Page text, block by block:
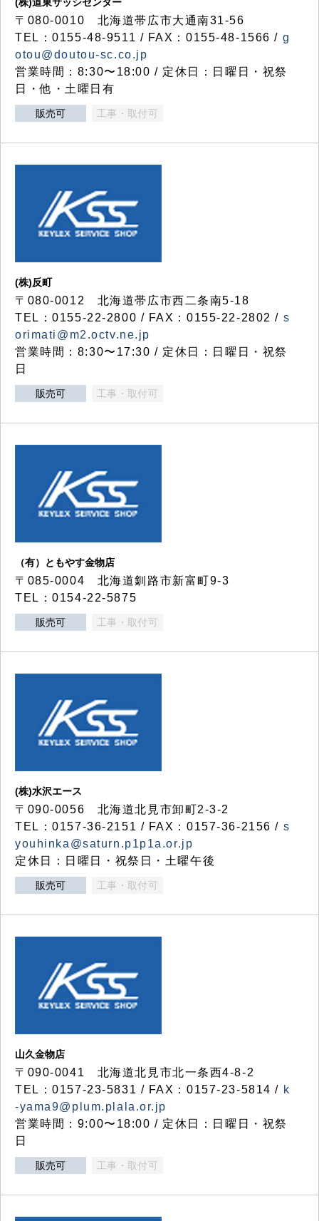
〒080-0010 北海道帯広市大通南31-56
TEL：0155-48-9511 / FAX：0155-48-1566 / g
otou@doutou-sc.co.jp
営業時間：8:30〜18:00 / 定休日：日曜日・祝祭
日・他・土曜日有
販売可 工事・取付可
(株)反町
〒080-0012 北海道帯広市西二条南5-18
TEL：0155-22-2800 / FAX：0155-22-2802 / s
orimati@m2.octv.ne.jp
営業時間：8:30〜17:30 / 定休日：日曜日・祝祭
日
販売可 工事・取付可
（有）ともやす金物店
〒085-0004 北海道釧路市新富町9-3
TEL：0154-22-5875
販売可 工事・取付可
(株)水沢エース
〒090-0056 北海道北見市卸町2-3-2
TEL：0157-36-2151 / FAX：0157-36-2156 / s
youhinka@saturn.p1p1a.or.jp
定休日：日曜日・祝祭日・土曜午後
販売可 工事・取付可
山久金物店
〒090-0041 北海道北見市北一条西4-8-2
TEL：0157-23-5831 / FAX：0157-23-5814 / k
-yama9@plum.plala.or.jp
営業時間：9:00〜18:00 / 定休日：日曜日・祝祭
日
販売可 工事・取付可